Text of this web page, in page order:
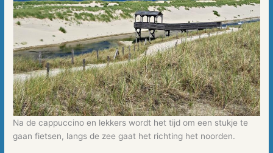
Na de cappuccino en lekkers wordt het tijd om een stukje te
gaan fietsen, langs de zee gaat het richting het noorden.